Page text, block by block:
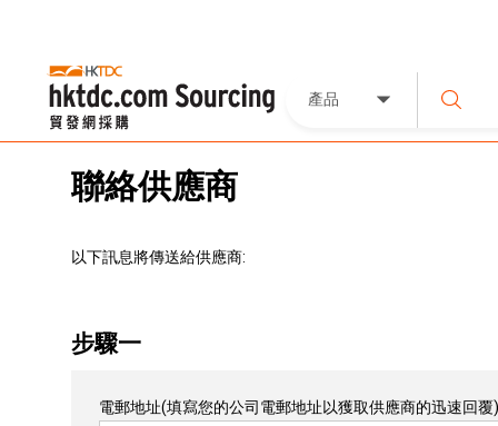
產品
聯絡供應商
以下訊息將傳送給供應商:
步驟一
電郵地址(填寫您的公司電郵地址以獲取供應商的迅速回覆)